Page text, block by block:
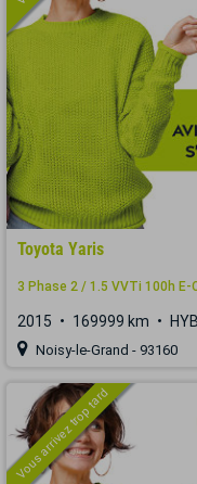
Toyota Yaris
3 Phase 2 / 1.5 VVTi 100h E-
2015 169999 km
Noisy-le-Grand - 93160
Vous arrivez trop tard